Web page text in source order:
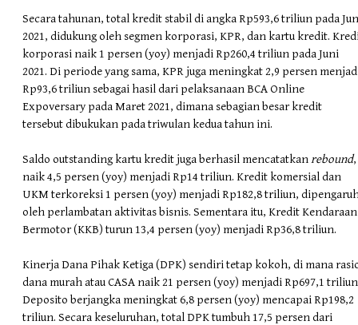
Secara tahunan, total kredit stabil di angka Rp593,6 triliun pada
2021, didukung oleh segmen korporasi, KPR, dan kartu kredit.
korporasi naik 1 persen (yoy) menjadi Rp260,4 triliun pada Juni
2021. Di periode yang sama, KPR juga meningkat 2,9 persen
Rp93,6 triliun sebagai hasil dari pelaksanaan BCA Online
Expoversary pada Maret 2021, dimana sebagian besar kredit
tersebut dibukukan pada triwulan kedua tahun ini.
Saldo outstanding kartu kredit juga berhasil mencatatkanrebound,
naik 4,5 persen (yoy) menjadi Rp14 triliun. Kredit komersial dan
UKM terkoreksi 1 persen (yoy) menjadi Rp182,8 triliun,
oleh perlambatan aktivitas bisnis. Sementara itu, Kredit Kendaraan
Bermotor (KKB) turun 13,4 persen (yoy) menjadi Rp36,8 triliun.
Kinerja Dana Pihak Ketiga (DPK) sendiri tetap kokoh, di mana
dana murah atau CASA naik 21 persen (yoy) menjadi Rp697,1
Deposito berjangka meningkat 6,8 persen (yoy) mencapai Rp198,2
triliun. Secara keseluruhan, total DPK tumbuh 17,5 persen dari